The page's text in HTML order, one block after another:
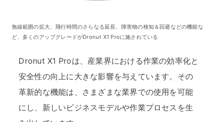
無線範囲の拡大、飛行時間のさらなる延長、障害物の検知＆回避などの機能な
ど、多くのアップグレードがDronut X1 Proに施されている
Dronut X1 Proは、産業界における作業の効率化と
安全性の向上に大きな影響を与えています。その
革新的な機能は、さまざまな業界での使用を可能
にし、新しいビジネスモデルや作業プロセスを生